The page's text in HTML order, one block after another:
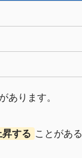
あります。
する ことがあ